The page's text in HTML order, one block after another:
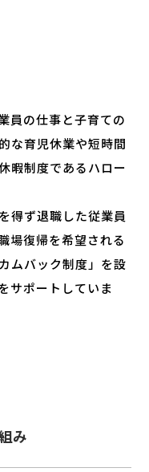
員の仕事と子育ての
な育児休業や短時間
暇制度であるハロー
得ず退職した従業員
場復帰を希望される
ムバック制度」を設
サポートしていま
み